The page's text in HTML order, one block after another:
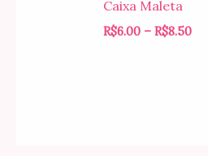
Caixa Maleta
R$6.00 – R$8.50